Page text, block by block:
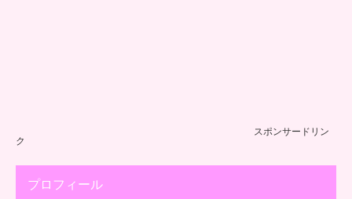
スポンサードリン
ク
プロフィール